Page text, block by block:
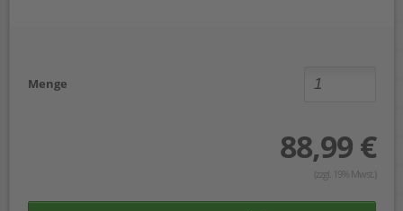
Menge
88,99 €
(zzgl. 19% Mwst.)